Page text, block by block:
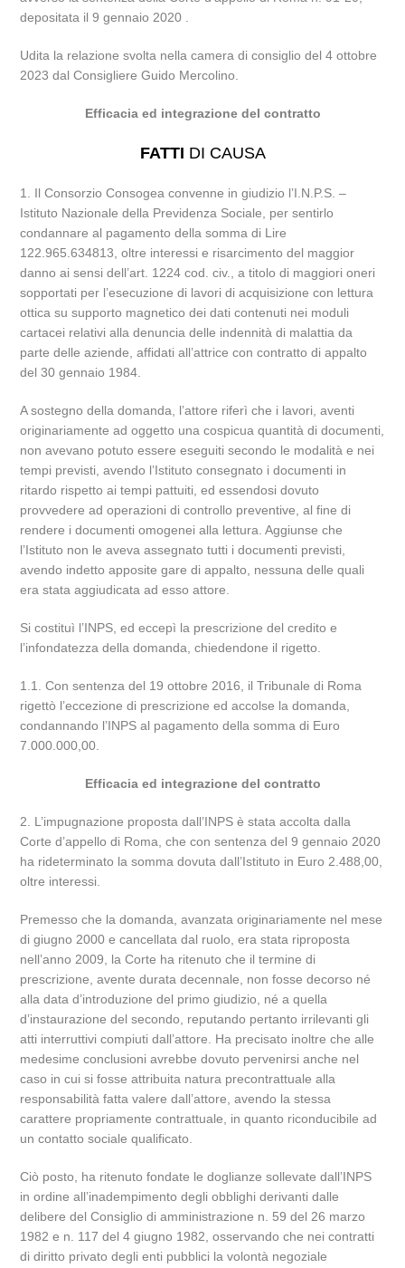
depositata il 9 gennaio 2020 .
Udita la relazione svolta nella camera di consiglio del 4 ottobre
2023 dal Consigliere Guido Mercolino.
Efficacia ed integrazione del contratto
FATTI DI CAUSA
1. Il Consorzio Consogea convenne in giudizio l’I.N.P.S. –
Istituto Nazionale della Previdenza Sociale, per sentirlo
condannare al pagamento della somma di Lire
122.965.634813, oltre interessi e risarcimento del maggior
danno ai sensi dell’art. 1224 cod. civ., a titolo di maggiori oneri
sopportati per l’esecuzione di lavori di acquisizione con lettura
ottica su supporto magnetico dei dati contenuti nei moduli
cartacei relativi alla denuncia delle indennità di malattia da
parte delle aziende, affidati all’attrice con contratto di appalto
del 30 gennaio 1984.
A sostegno della domanda, l’attore riferì che i lavori, aventi
originariamente ad oggetto una cospicua quantità di documenti,
non avevano potuto essere eseguiti secondo le modalità e nei
tempi previsti, avendo l’Istituto consegnato i documenti in
ritardo rispetto ai tempi pattuiti, ed essendosi dovuto
provvedere ad operazioni di controllo preventive, al fine di
rendere i documenti omogenei alla lettura. Aggiunse che
l’Istituto non le aveva assegnato tutti i documenti previsti,
avendo indetto apposite gare di appalto, nessuna delle quali
era stata aggiudicata ad esso attore.
Si costituì l’INPS, ed eccepì la prescrizione del credito e
l’infondatezza della domanda, chiedendone il rigetto.
1.1. Con sentenza del 19 ottobre 2016, il Tribunale di Roma
rigettò l’eccezione di prescrizione ed accolse la domanda,
condannando l’INPS al pagamento della somma di Euro
7.000.000,00.
Efficacia ed integrazione del contratto
2. L’impugnazione proposta dall’INPS è stata accolta dalla
Corte d’appello di Roma, che con sentenza del 9 gennaio 2020
ha rideterminato la somma dovuta dall’Istituto in Euro 2.488,00,
oltre interessi.
Premesso che la domanda, avanzata originariamente nel mese
di giugno 2000 e cancellata dal ruolo, era stata riproposta
nell’anno 2009, la Corte ha ritenuto che il termine di
prescrizione, avente durata decennale, non fosse decorso né
alla data d’introduzione del primo giudizio, né a quella
d’instaurazione del secondo, reputando pertanto irrilevanti gli
atti interruttivi compiuti dall’attore. Ha precisato inoltre che alle
medesime conclusioni avrebbe dovuto pervenirsi anche nel
caso in cui si fosse attribuita natura precontrattuale alla
responsabilità fatta valere dall’attore, avendo la stessa
carattere propriamente contrattuale, in quanto riconducibile ad
un contatto sociale qualificato.
Ciò posto, ha ritenuto fondate le doglianze sollevate dall’INPS
in ordine all’inadempimento degli obblighi derivanti dalle
delibere del Consiglio di amministrazione n. 59 del 26 marzo
1982 e n. 117 del 4 giugno 1982, osservando che nei contratti
di diritto privato degli enti pubblici la volontà negoziale